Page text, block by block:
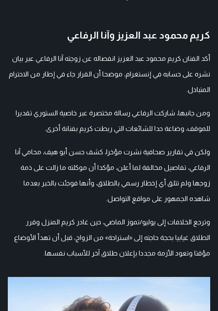
كريم محمود عبد العزيز وآنا الرفاعي
أكد الفنان كريم محمود عبد العزيز انفصاله عن زوجته آنا الرفاعي عبر بيان
نشره على حسابه في إنستغرام، موضحا أن القرار جاء في إطار من الاحترام
المتبادل.
ومن جانبها، شاركت الرفاعي رسالة مختصرة عبر خاصية الستوري تقديرا
للموقف، وضاعة حدا للشائعات التي ربطت كريم بفنانة أخرى.
ولكن في تقارير صحافية نشرت مؤخرا، كشف حسن أبو هيف، محامي آنا
الرفاعي، تفاصيل مخالفة لما أعلن، مؤكدا أن موكلته ما زالت على ذمة
زوجها ولم تتلق أي إخطار رسمي بالطلاق، وأنها فوجئت بالخبر بعدما
شاهده الجمهور على مواقع التواصل.
وترجع الخلافات إلى يوليو/تموز الماضي، حين غادر كريم المنزل وقرر
الطلاق غيابيا بحجة حاجته إلى «استراحة» من الزواج، قبل أن تهدأ الأوضاع
مؤقتا وتعود الأزمة مجددا بإعلان طلاق آخر للأسباب نفسها.